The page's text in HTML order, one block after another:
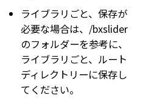
ライブラリごと、保存が
必要な場合は、/bxslider
のフォルダーを参考に、
ライブラリごと、ルート
ディレクトリーに保存し
てください。